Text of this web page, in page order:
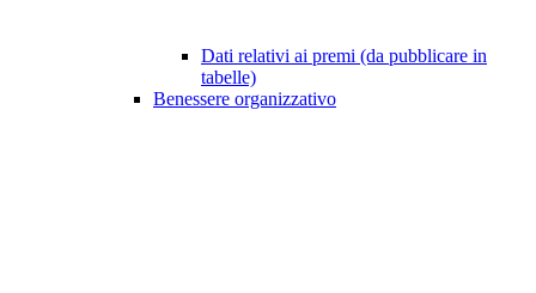
Dati relativi ai premi (da pubblicare in
tabelle)
Benessere organizzativo